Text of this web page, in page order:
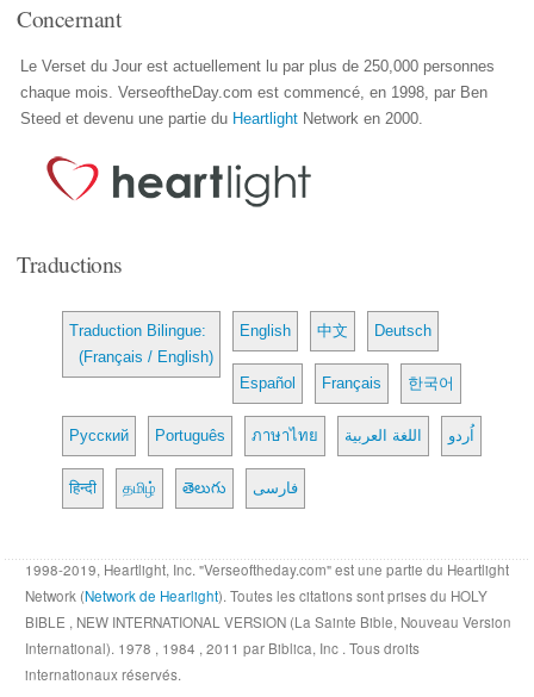
Concernant
Le Verset du Jour est actuellement lu par plus de 250,000 personnes
chaque mois. VerseoftheDay.com est commencé, en 1998, par Ben
Steed et devenu une partie du Heartlight Network en 2000.
Traductions
Traduction Bilingue:
(Français / English)
English 中文 Deutsch
Español Français 한국어
Русский Português ภาษาไทย اللغة العربية اُردو
हिन्दी தமிழ் తెలుగు فارسی
1998-2019, Heartlight, Inc. "Verseoftheday.com" est une partie du Heartlight
Network (Network de Hearlight). Toutes les citations sont prises du HOLY
BIBLE , NEW INTERNATIONAL VERSION (La Sainte Bible, Nouveau Version
International). 1978 , 1984 , 2011 par Biblica, Inc . Tous droits
internationaux réservés.